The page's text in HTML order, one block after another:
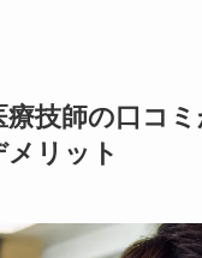
技師の口コ
リット